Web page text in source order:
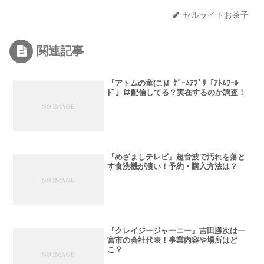
セルライトお茶子
関連記事
『アトムの童(こ)』ｹﾞｰﾑｱﾌﾟﾘ「ｱﾄﾑﾜｰﾙ
ﾄﾞ」は配信してる？実在するのか調査！
『めざましテレビ』超音波で汚れを落と
す食洗機が凄い！予約・購入方法は？
『クレイジージャーニー』吉田勝次は一
宮市の会社代表！事業内容や場所はど
こ？